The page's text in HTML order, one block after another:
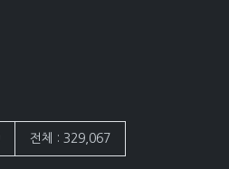
전체 : 329,067